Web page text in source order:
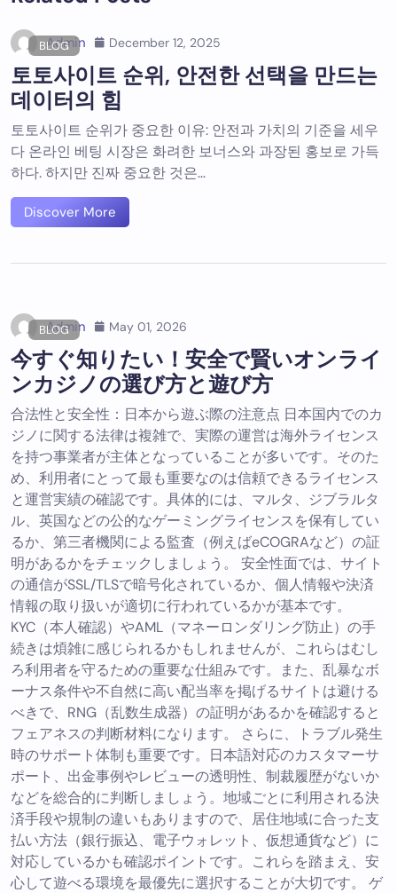
BLOG
Admin December 12, 2025
토토사이트 순위, 안전한 선택을 만드는
데이터의 힘
토토사이트 순위가 중요한 이유: 안전과 가치의 기준을 세우
다 온라인 베팅 시장은 화려한 보너스와 과장된 홍보로 가득
하다. 하지만 진짜 중요한 것은…
Discover More
BLOG
Admin May 01, 2026
今すぐ知りたい！安全で賢いオンライ
ンカジノの選び方と遊び方
合法性と安全性：日本から遊ぶ際の注意点 日本国内でのカ
ジノに関する法律は複雑で、実際の運営は海外ライセンス
を持つ事業者が主体となっていることが多いです。そのた
め、利用者にとって最も重要なのは信頼できるライセンス
と運営実績の確認です。具体的には、マルタ、ジブラルタ
ル、英国などの公的なゲーミングライセンスを保有してい
るか、第三者機関による監査（例えばeCOGRAなど）の証
明があるかをチェックしましょう。 安全性面では、サイト
の通信がSSL/TLSで暗号化されているか、個人情報や決済
情報の取り扱いが適切に行われているかが基本です。
KYC（本人確認）やAML（マネーロンダリング防止）の手
続きは煩雑に感じられるかもしれませんが、これらはむし
ろ利用者を守るための重要な仕組みです。また、乱暴なボ
ーナス条件や不自然に高い配当率を掲げるサイトは避ける
べきで、RNG（乱数生成器）の証明があるかを確認すると
フェアネスの判断材料になります。 さらに、トラブル発生
時のサポート体制も重要です。日本語対応のカスタマーサ
ポート、出金事例やレビューの透明性、制裁履歴がないか
などを総合的に判断しましょう。地域ごとに利用される決
済手段や規制の違いもありますので、居住地域に合った支
払い方法（銀行振込、電子ウォレット、仮想通貨など）に
対応しているかも確認ポイントです。これらを踏まえ、安
心して遊べる環境を最優先に選択することが大切です。 ゲ